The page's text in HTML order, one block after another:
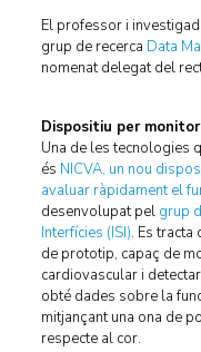
El professor i
grup de recerca Data
nomenat delegat del
Dispositiu per
Una de les tecnologies
és NICVA, un nou
avaluar ràpidament el
desenvolupat pel grup
Interfícies (ISI). Es tracta
de prototip, capaç de
cardiovascular i
obté dades sobre la
mitjançant una ona de
respecte al cor.